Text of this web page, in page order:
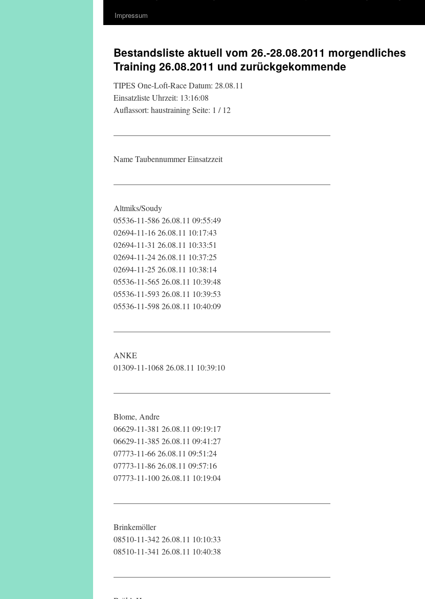
Impressum
Bestandsliste aktuell vom 26.-28.08.2011 morgendliches
Training 26.08.2011 und zurückgekommende
TIPES One-Loft-Race Datum: 28.08.11
Einsatzliste Uhrzeit: 13:16:08
Auflassort: haustraining Seite: 1 / 12
——————————————————————————–
Name Taubennummer Einsatzzeit
——————————————————————————–
Altmiks/Soudy
05536-11-586 26.08.11 09:55:49
02694-11-16 26.08.11 10:17:43
02694-11-31 26.08.11 10:33:51
02694-11-24 26.08.11 10:37:25
02694-11-25 26.08.11 10:38:14
05536-11-565 26.08.11 10:39:48
05536-11-593 26.08.11 10:39:53
05536-11-598 26.08.11 10:40:09
——————————————————————————–
ANKE
01309-11-1068 26.08.11 10:39:10
——————————————————————————–
Blome, Andre
06629-11-381 26.08.11 09:19:17
06629-11-385 26.08.11 09:41:27
07773-11-66 26.08.11 09:51:24
07773-11-86 26.08.11 09:57:16
07773-11-100 26.08.11 10:19:04
——————————————————————————–
Brinkemöller
08510-11-342 26.08.11 10:10:33
08510-11-341 26.08.11 10:40:38
——————————————————————————–